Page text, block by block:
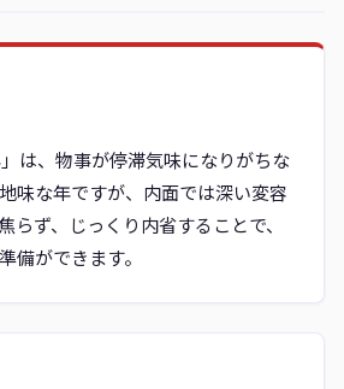
は、物事が停滞気味になりがちな
味な年ですが、内面では深い変容
らず、じっくり内省することで、
備ができます。